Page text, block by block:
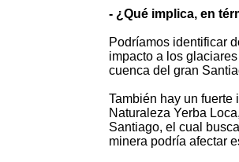
- ¿Qué implica, en
Podríamos identificar
impacto a los
cuenca del gran
También hay un fuerte
Naturaleza Yerba
Santiago, el cual
minera podría afectar